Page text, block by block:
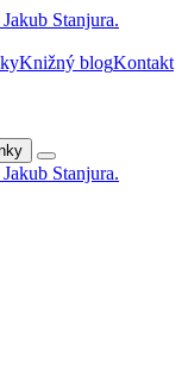
Knižný blogKontakt